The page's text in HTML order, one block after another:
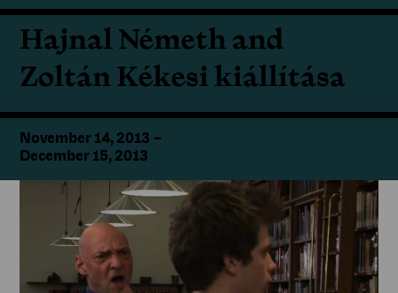
Hajnal Németh and
Zoltán Kékesi kiállítása
November 14, 2013 –
December 15, 2013